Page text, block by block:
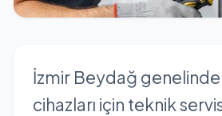
İzmir Beydağ
cihazları için teknik